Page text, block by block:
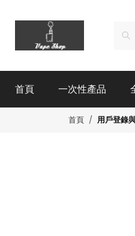
首頁 一次性產品
首頁 用戶登錄